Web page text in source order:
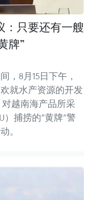
：只要还有一艘
牌”
，8月15日下午，
就水产资源的开发
越南海产品所采
捕捞的“黄牌”警
。